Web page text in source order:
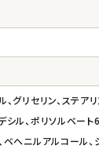
グリセリン、ステア
シル、ポリソルベー
ヘニルアルコール、